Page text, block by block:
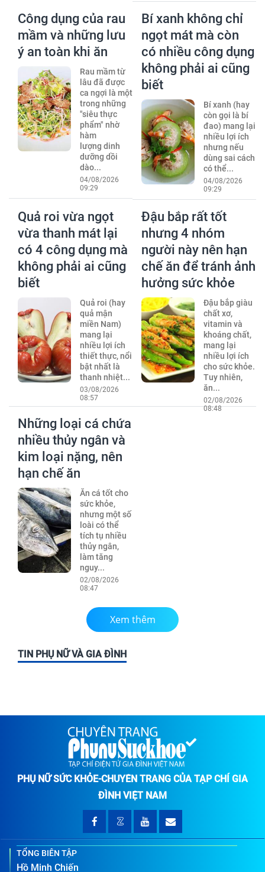
Công dụng của rau
mầm và những lưu
ý an toàn khi ăn
Rau mầm từ
lâu đã được
ca ngợi là một
trong những
"siêu thực
phẩm" nhờ
hàm
lượng dinh
dưỡng dồi
dào...
04/08/2026
09:29
Bí xanh không chỉ
ngọt mát mà còn
có nhiều công dụng
không phải ai cũng
biết
Bí xanh (hay
còn gọi là bí
đao) mang lại
nhiều lợi ích
nhưng nếu
dùng sai cách
có thể...
04/08/2026
09:29
Quả roi vừa ngọt
vừa thanh mát lại
có 4 công dụng mà
không phải ai cũng
biết
Quả roi (hay
quả mận
miền Nam)
mang lại
nhiều lợi ích
thiết thực, nổi
bật nhất là
thanh nhiệt...
03/08/2026
08:57
Đậu bắp rất tốt
nhưng 4 nhóm
người này nên hạn
chế ăn để tránh ảnh
hưởng sức khỏe
Đậu bắp giàu
chất xơ,
vitamin và
khoáng chất,
mang lại
nhiều lợi ích
cho sức khỏe.
Tuy nhiên,
ăn...
02/08/2026
08:48
Những loại cá chứa
nhiều thủy ngân và
kim loại nặng, nên
hạn chế ăn
Ăn cá tốt cho
sức khỏe,
nhưng một số
loài có thể
tích tụ nhiều
thủy ngân,
làm tăng
nguy...
02/08/2026
08:47
Xem thêm
TIN PHỤ NỮ VÀ GIA ĐÌNH
PHỤ NỮ SỨC KHỎE-CHUYÊN TRANG CỦA TẠP CHÍ GIA
ĐÌNH VIỆT NAM
TỔNG BIÊN TẬP
Hồ Minh Chiến